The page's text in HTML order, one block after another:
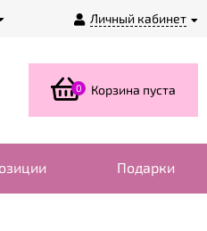
Личный кабинет
0 Корзина пуста
Подарки